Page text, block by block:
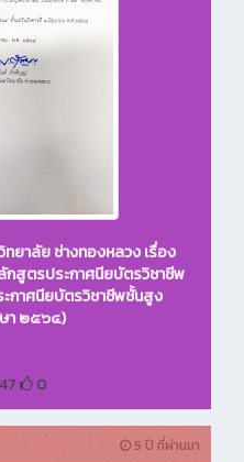
ยาลัย ช่างทองหลวง เรื่อง
กสูตรประกาศนียบัตรวิชาชีพ
กาศนียบัตรวิชาชีพชั้นสูง
า ๒๕๖๔)
0
5 ปี ที่ผ่านมา